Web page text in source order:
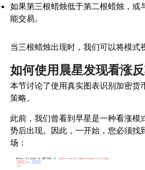
如果第三根蜡烛低于第二根蜡烛，或
能交易。
当三根蜡烛出现时，我们可以将模式
如何使用晨星发现看涨
本节讨论了使用真实图表识别加密货
策略。
此前，我们曾看到早星是一种看涨模
势后出现。因此，一开始，您必须找
场：